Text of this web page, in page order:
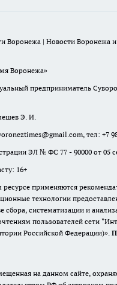
Воронежа | Новости Воронежа
Воронежа»
предприниматель
Э. И.
тел: +7
ЭЛ № ФС 77 - 90000 от 05
16+
применяются
технологии
систематизации и
пользователей сети
Российской Федерации)».
на данном сайте,